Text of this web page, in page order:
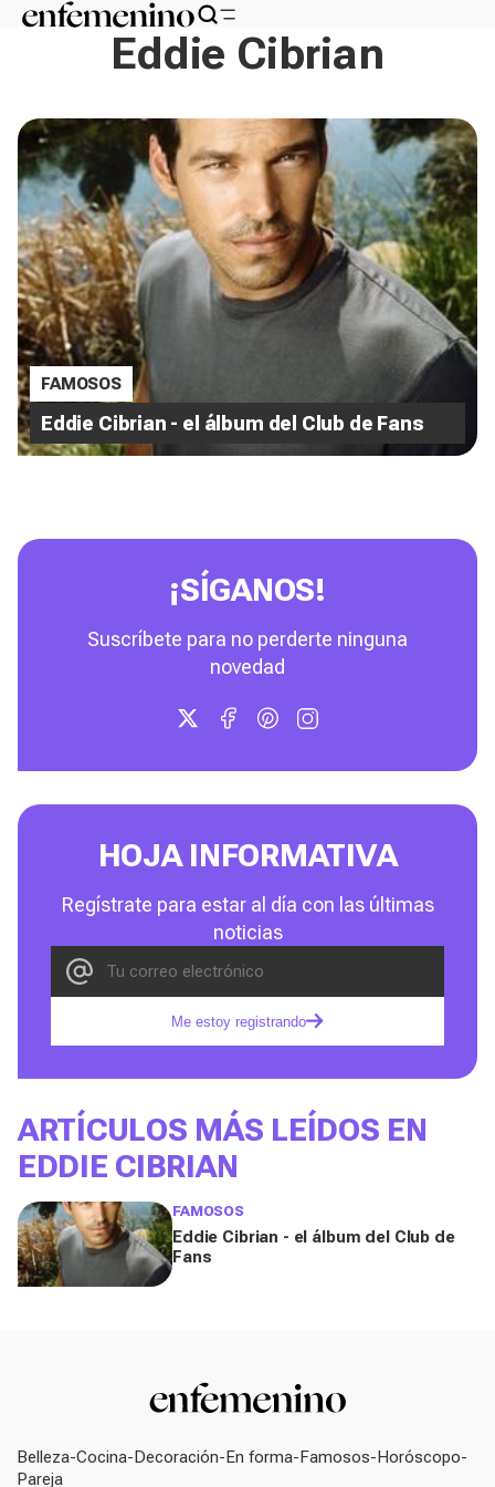
Eddie Cibrian
FAMOSOS
Eddie Cibrian - el álbum del Club de Fans
¡SÍGANOS!
Suscríbete para no perderte ninguna
novedad
HOJA INFORMATIVA
Regístrate para estar al día con las últimas
noticias
Me estoy registrando
ARTÍCULOS MÁS LEÍDOS EN
EDDIE CIBRIAN
FAMOSOS
Eddie Cibrian - el álbum del Club de
Fans
Belleza Cocina Decoración En forma Famosos Horóscopo
Pareja